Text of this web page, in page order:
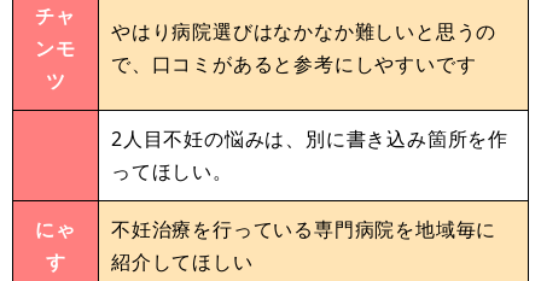
チャ
ンモ
ツ
やはり病院選びはなかなか難しいと思うの
で、口コミがあると参考にしやすいです
2人目不妊の悩みは、別に書き込み箇所を作
ってほしい。
にゃ
す
不妊治療を行っている専門病院を地域毎に
紹介してほしい